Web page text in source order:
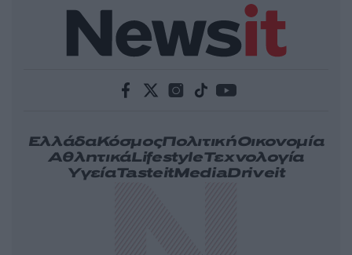
ΕλλάδαΚόσμοςΠολιτικήΟικονομία
ΑθλητικάLifestyleΤεχνολογία
ΥγείαTasteitMediaDriveit